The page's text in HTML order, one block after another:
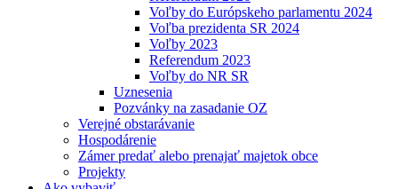
Voľby do Európskeho parlamentu 2024
Voľba prezidenta SR 2024
Voľby 2023
Referendum 2023
Voľby do NR SR
Uznesenia
Pozvánky na zasadanie OZ
Verejné obstarávanie
Hospodárenie
Zámer predať alebo prenajať majetok obce
Projekty